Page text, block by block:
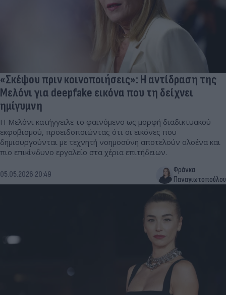
«Σκέψου πριν κοινοποιήσεις»: Η αντίδραση της
Μελόνι για deepfake εικόνα που τη δείχνει
ημίγυμνη
Η Μελόνι κατήγγειλε το φαινόμενο ως μορφή διαδικτυακού
εκφοβισμού, προειδοποιώντας ότι οι εικόνες που
δημιουργούνται με τεχνητή νοημοσύνη αποτελούν ολοένα και
πιο επικίνδυνο εργαλείο στα χέρια επιτήδειων.
05.05.2026 20:49
Φράνκα
Παναγιωτοπούλου